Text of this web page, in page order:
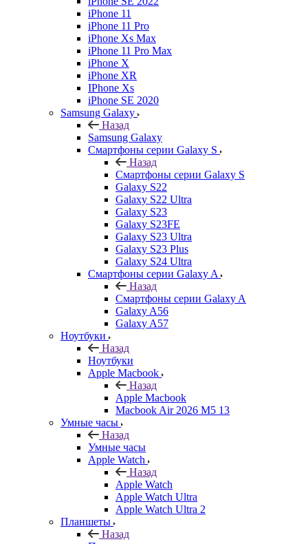
iPhone 11
iPhone 11 Pro
iPhone Xs Max
iPhone 11 Pro Max
iPhone X
iPhone XR
IPhone Xs
iPhone SE 2020
Samsung Galaxy
Назад
Samsung Galaxy
Смартфоны серии Galaxy S
Назад
Смартфоны серии Galaxy S
Galaxy S22
Galaxy S22 Ultra
Galaxy S23
Galaxy S23FE
Galaxy S23 Ultra
Galaxy S23 Plus
Galaxy S24 Ultra
Смартфоны серии Galaxy A
Назад
Смартфоны серии Galaxy A
Galaxy A56
Galaxy A57
Ноутбуки
Назад
Ноутбуки
Apple Macbook
Назад
Apple Macbook
Macbook Air 2026 M5 13
Умные часы
Назад
Умные часы
Apple Watch
Назад
Apple Watch
Apple Watch Ultra
Apple Watch Ultra 2
Планшеты
Назад